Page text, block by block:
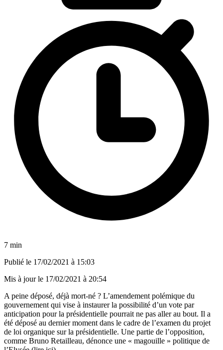
7 min
Publié le 17/02/2021 à 15:03
Mis à jour le 17/02/2021 à 20:54
A peine déposé, déjà mort-né ? L’amendement polémique du
gouvernement qui vise à instaurer la possibilité d’un vote par
anticipation pour la présidentielle pourrait ne pas aller au bout. Il a
été déposé au dernier moment dans le cadre de l’examen du projet
de loi organique sur la présidentielle. Une partie de l’opposition,
comme Bruno Retailleau, dénonce une « magouille » politique de